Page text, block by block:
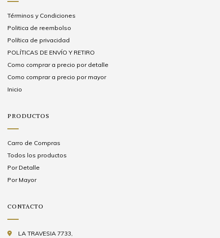
Términos y Condiciones
Politica de reembolso
Política de privacidad
POLÍTICAS DE ENVÍO Y RETIRO
Como comprar a precio por detalle
Como comprar a precio por mayor
Inicio
PRODUCTOS
Carro de Compras
Todos los productos
Por Detalle
Por Mayor
CONTACTO
LA TRAVESIA 7733,